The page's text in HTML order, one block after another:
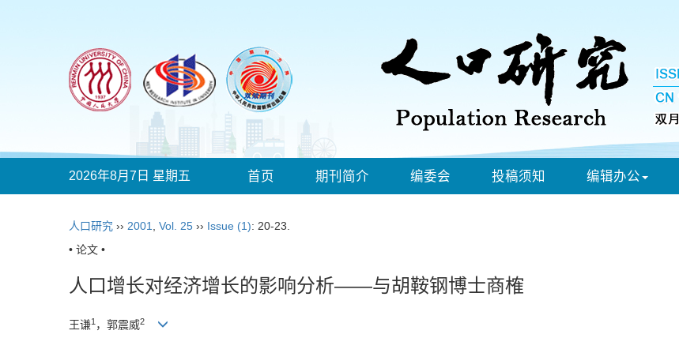
2026年8月7日 星期五 首页 期刊简介 编委会 投稿须知 编辑办公
人口研究 ›› 2001 Vol. 25 ›› Issue (1): 20-23.
• 论文 •
人口增长对经济增长的影响分析——与胡鞍钢博士商榷
王谦1 ，郭震威2